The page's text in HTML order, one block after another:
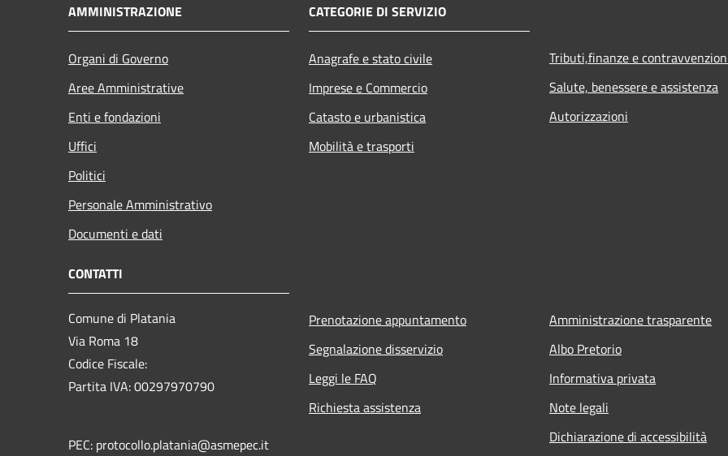
AMMINISTRAZIONE
Organi di Governo
Aree Amministrative
Enti e fondazioni
Uffici
Politici
Personale Amministrativo
Documenti e dati
CATEGORIE DI SERVIZIO
Anagrafe e stato civile
Imprese e Commercio
Catasto e urbanistica
Mobilità e trasporti
Tributi,finanze e
Salute, benessere e assistenza
Autorizzazioni
CONTATTI
Comune di Platania
Via Roma 18
Codice Fiscale:
Partita IVA: 00297970790
PEC: protocollo.platania@asmepec.it
Prenotazione appuntamento
Segnalazione disservizio
Leggi le FAQ
Richiesta assistenza
Amministrazione trasparente
Albo Pretorio
Informativa privata
Note legali
Dichiarazione di accessibilità